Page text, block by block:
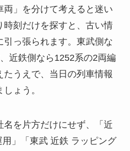
両」を分けて考えると迷い
時刻だけを探すと、古い情
引っ張られます。東武側な
近鉄側なら1252系の2両編
たうえで、当日の列車情報
ょう。
名を片方だけにせず、「近
」「東武 近鉄 ラッピング